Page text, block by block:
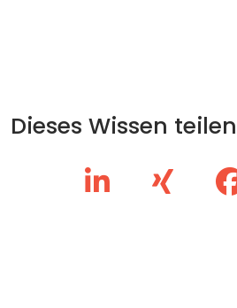
Dieses Wissen teilen